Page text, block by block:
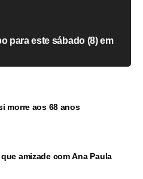
para este sábado (8) em
morre aos 68 anos
amizade com Ana Paula